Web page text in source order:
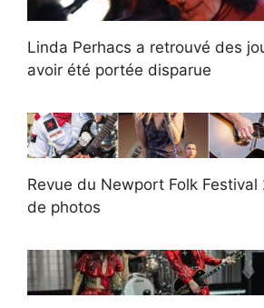
Linda Perhacs a retrouvé des
avoir été portée disparue
Revue du Newport Folk
de photos